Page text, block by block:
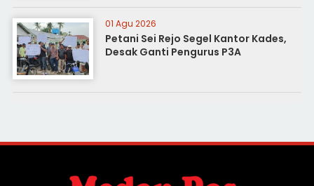
01 Agu 2026
Petani Sei Rejo Segel Kantor Kades,
Desak Ganti Pengurus P3A